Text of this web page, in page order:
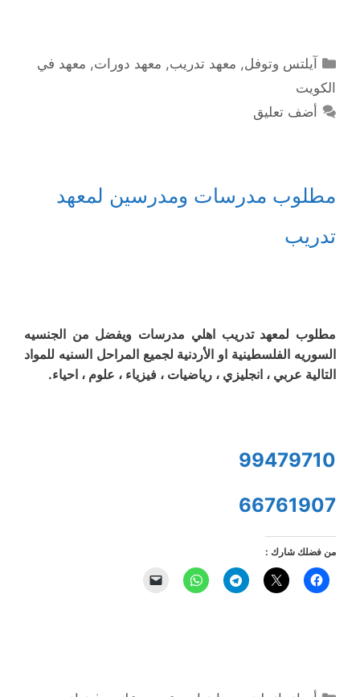
التصنيفات
آيلتس وتوفل, معهد تدريب, معهد دورات, معهد في
الكويت
أضف تعليق
مطلوب مدرسات ومدرسين لمعهد
تدريب
مطلوب لمعهد تدريب اهلي مدرسات ويفضل من الجنسيه
السوريه الفلسطينية او الأردنية لجميع المراحل السنيه للمواد
التالية عربي ، انجليزي ، رياضيات ، فيزياء ، علوم ، احياء.
99479710
66761907
من فضلك شارك :